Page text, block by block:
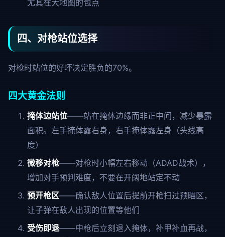
尤其在大地图的包点
四、对枪站位选择
对枪时站位的好坏决定胜负的70%。
四大黄金法则
掩体边站位——站在掩体边缘而非正中间，减少暴露
面积。左手掩体露右身，右手掩体露左身（头线高
度）
微移对枪——对枪时小幅左右移动（ADAD战术），
增加对手预判难度，不要在开阔地站定不动
预开枪区——确认敌人位置后提前开枪扫过预瞄区，
让子弹在敌人出现的位置等他们
受伤即退——中枪后立刻退入掩体，补甲补血再战，